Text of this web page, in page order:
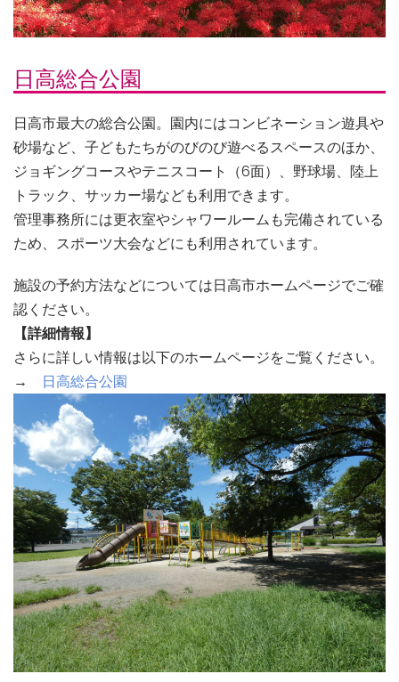
日高総合公園
日高市最大の総合公園。園内にはコンビネーション遊具や
砂場など、子どもたちがのびのび遊べるスペースのほか、
ジョギングコースやテニスコート（6面）、野球場、陸上
トラック、サッカー場なども利用できます。
管理事務所には更衣室やシャワールームも完備されている
ため、スポーツ大会などにも利用されています。
施設の予約方法などについては日高市ホームページでご確
認ください。
【詳細情報】
さらに詳しい情報は以下のホームページをご覧ください。
→ 日高総合公園